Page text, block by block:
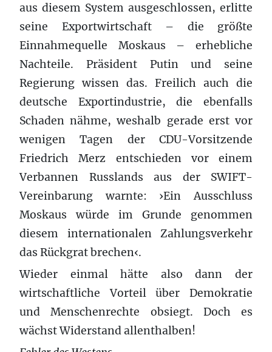
aus diesem System ausgeschlossen, erlitte
seine Exportwirtschaft – die größte
Einnahmequelle Moskaus – erhebliche
Nachteile. Präsident Putin und seine
Regierung wissen das. Freilich auch die
deutsche Exportindustrie, die ebenfalls
Schaden nähme, weshalb gerade erst vor
wenigen Tagen der CDU-Vorsitzende
Friedrich Merz entschieden vor einem
Verbannen Russlands aus der SWIFT-
Vereinbarung warnte: ›Ein Ausschluss
Moskaus würde im Grunde genommen
diesem internationalen Zahlungsverkehr
das Rückgrat brechen‹.
Wieder einmal hätte also dann der
wirtschaftliche Vorteil über Demokratie
und Menschenrechte obsiegt. Doch es
wächst Widerstand allenthalben!